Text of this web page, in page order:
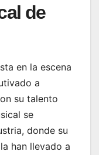
de
en la escena
a
su talento
se
donde su
han llevado a